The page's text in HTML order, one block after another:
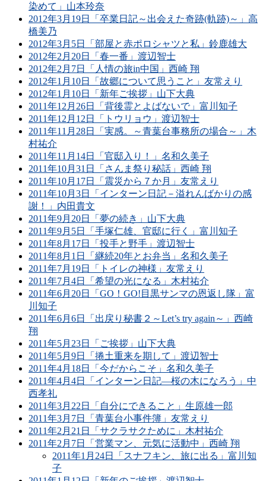
染めて」山本玲奈
2012年3月19日「卒業日記～出会えた奇跡(軌跡)～」高
橋美乃
2012年3月5日「部屋と赤ポロシャツと私」鈴鹿雄大
2012年2月20日「春一番」渡辺智士
2012年2月7日「人情の旅in中国」西崎 翔
2012年1月10日「故郷について思うこと」友常えり
2012年1月10日「新年ご挨拶」山下大典
2011年12月26日「背後霊とよばないで」富川知子
2011年12月12日「トウリョウ」渡辺智士
2011年11月28日「実感。～青葉台事務所の場合～」木
村祐介
2011年11月14日「官邸入り！」名和久美子
2011年10月31日「さんま祭り秘話」西崎 翔
2011年10月17日「震災から７か月」友常えり
2011年10月3日「インターン日記－溢れんばかりの感
謝！」内田貴文
2011年9月20日「夢の続き」山下大典
2011年9月5日「手塚仁雄、官邸に行く」富川知子
2011年8月17日「投手と野手」渡辺智士
2011年8月1日「継続20年とお弁当」名和久美子
2011年7月19日「トイレの神様」友常えり
2011年7月4日「希望の光になる」木村祐介
2011年6月20日「GO！GO!目黒サンマの恩返し隊」富
川知子
2011年6月6日「出戻り秘書２～Let’s try again～」西崎
翔
2011年5月23日「ご挨拶」山下大典
2011年5月9日「捲土重来を期して」渡辺智士
2011年4月18日「今だからこそ」名和久美子
2011年4月4日「インターン日記―桜の木になろう」中
西孝礼
2011年3月22日「自分にできること」生原雄一郎
2011年3月7日「青葉台小事件簿」友常えり
2011年2月21日「サクラサクために」木村祐介
2011年2月7日「営業マン、元気に活動中」西崎 翔
2011年1月24日「スナフキン、旅に出る」富川知
子